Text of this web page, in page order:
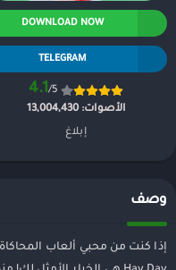
DOWNLOAD NOW
TELEGRAM
4.1/5
الأصوات:13,004,430
إبلاغ
وصف
إذا كنت من محبي ألعاب